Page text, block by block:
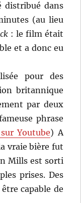
dans
(au lieu
: le film était
et a donc eu
pour des
britannique
par deux
phrase
Youtube) A
vraie bière fut
Mills est sorti
prises. Des
capable de